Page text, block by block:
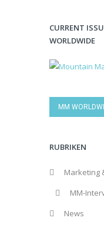
CURRENT
WORLDWIDE
MM
RUBRIKEN
Marketing
MM-
News